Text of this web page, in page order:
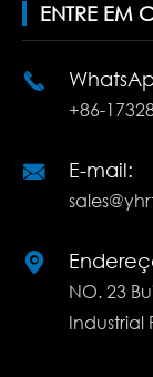
ENTRE EM

+86-
 E-mail:

NO. 23
Industrial